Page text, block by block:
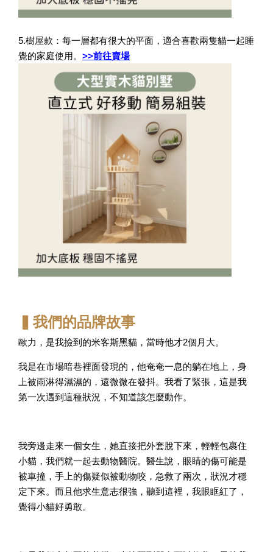
5.樹屋款：每一層都有很大的平面，適合喜歡兩隻貓一起睡
覺的家庭使用。 >>前往賣場
▍我們的品牌故事
歐力，是我撿到的米客斯黑貓，當時他才2個月大。
我是在市場暗巷裡面發現的，他奄奄一息的躺在地上，身
上被雨淋得濕濕的，還微微在發抖。我看了緊張，這是我
第一次遇到這種狀況，不知道該怎麼動作。
我旁邊走來一個女生，她直接把外套脫下來，輕輕包裹住
小貓，我們就一起去動物醫院。醫生說，眼睛的傷可能是
被車撞，手上的傷疑似被動物咬，急救了兩次，狀況才穩
定下來。而且他求生意志很強，聽到這裡，我眼眶紅了，
覺得小貓好勇敢。